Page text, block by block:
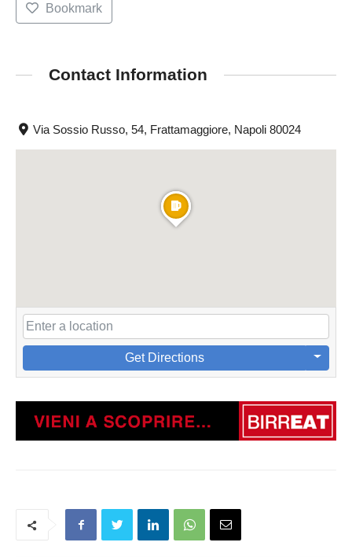
Bookmark
Contact Information
Via Sossio Russo, 54, Frattamaggiore, Napoli 80024
Get Directions